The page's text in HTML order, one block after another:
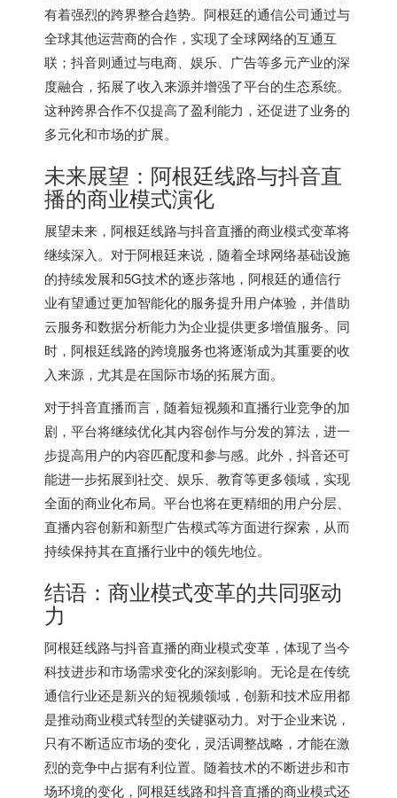
有着强烈的跨界整合趋势。阿根廷的通信公司通过与
全球其他运营商的合作，实现了全球网络的互通互
联；抖音则通过与电商、娱乐、广告等多元产业的深
度融合，拓展了收入来源并增强了平台的生态系统。
这种跨界合作不仅提高了盈利能力，还促进了业务的
多元化和市场的扩展。
未来展望：阿根廷线路与抖音直
播的商业模式演化
展望未来，阿根廷线路与抖音直播的商业模式变革将
继续深入。对于阿根廷来说，随着全球网络基础设施
的持续发展和5G技术的逐步落地，阿根廷的通信行
业有望通过更加智能化的服务提升用户体验，并借助
云服务和数据分析能力为企业提供更多增值服务。同
时，阿根廷线路的跨境服务也将逐渐成为其重要的收
入来源，尤其是在国际市场的拓展方面。
对于抖音直播而言，随着短视频和直播行业竞争的加
剧，平台将继续优化其内容创作与分发的算法，进一
步提高用户的内容匹配度和参与感。此外，抖音还可
能进一步拓展到社交、娱乐、教育等更多领域，实现
全面的商业化布局。平台也将在更精细的用户分层、
直播内容创新和新型广告模式等方面进行探索，从而
持续保持其在直播行业中的领先地位。
结语：商业模式变革的共同驱动
力
阿根廷线路与抖音直播的商业模式变革，体现了当今
科技进步和市场需求变化的深刻影响。无论是在传统
通信行业还是新兴的短视频领域，创新和技术应用都
是推动商业模式转型的关键驱动力。对于企业来说，
只有不断适应市场的变化，灵活调整战略，才能在激
烈的竞争中占据有利位置。随着技术的不断进步和市
场环境的变化，阿根廷线路和抖音直播的商业模式还